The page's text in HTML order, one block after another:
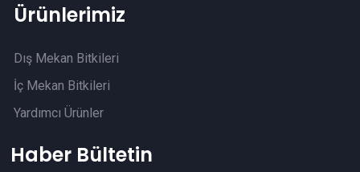
Ürünlerimiz
Dış Mekan Bitkileri
İç Mekan Bitkileri
Yardımcı Ürünler
Haber Bültetin